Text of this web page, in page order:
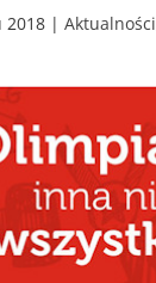
2018| Aktualności